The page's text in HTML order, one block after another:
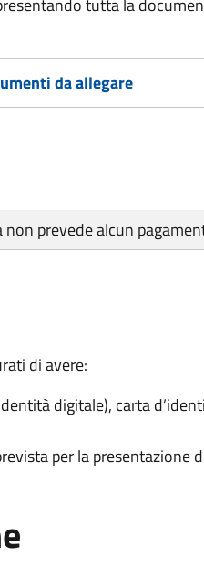
tutta la
da allegare
prevede alcun
di avere:
digitale), carta
per la presentazione